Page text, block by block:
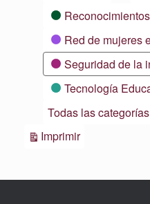
Reconocimientos
Red de mujeres
Seguridad de la
Tecnología
Todas las categorías
ImprimirVistas